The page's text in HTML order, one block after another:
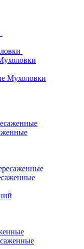
Мухоловки